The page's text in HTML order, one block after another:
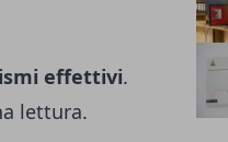
effettivi.
lettura.